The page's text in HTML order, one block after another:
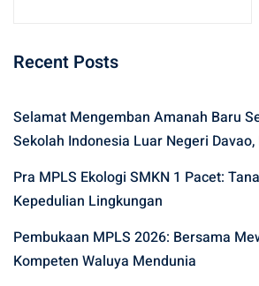
Recent Posts
Selamat Mengemban Amanah Baru
Sekolah Indonesia Luar Negeri
Pra MPLS Ekologi SMKN 1 Pacet:
Kepedulian Lingkungan
Pembukaan MPLS 2026: Bersama
Kompeten Waluya Mendunia